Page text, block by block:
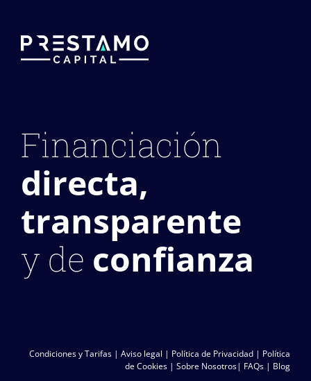
Financiación
directa,
transparente
y de confianza
Condiciones y Tarifas |Aviso legal | Política de Privacidad | Política
de Cookies |Sobre Nosotros| FAQs | Blog